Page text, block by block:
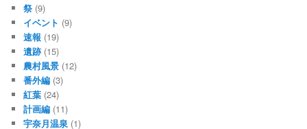
祭 (9)
イベント (9)
速報 (19)
遺跡 (15)
農村風景 (12)
番外編 (3)
紅葉 (24)
計画編 (11)
宇奈月温泉 (1)